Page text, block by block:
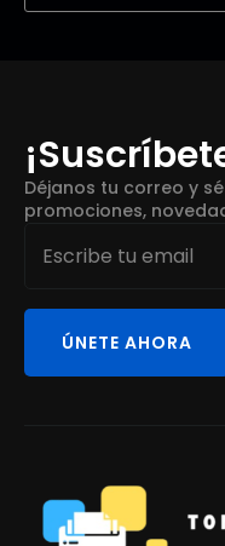
Déjanos tu correo y
promociones,
Email
ÚNETE AHORA